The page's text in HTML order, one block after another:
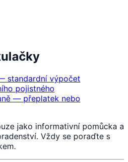
standardní výpočet
pojistného
— přeplatek nebo
jako informativní pomůcka a
Vždy se poraďte s